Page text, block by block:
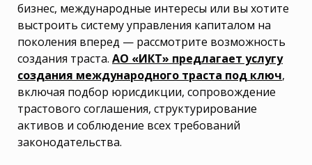
бизнес, международные интересы или вы хотите
выстроить систему управления капиталом на
поколения вперед — рассмотрите возможность
создания траста. АО «ИКТ» предлагает услугу
создания международного траста под ключ,
включая подбор юрисдикции, сопровождение
трастового соглашения, структурирование
активов и соблюдение всех требований
законодательства.